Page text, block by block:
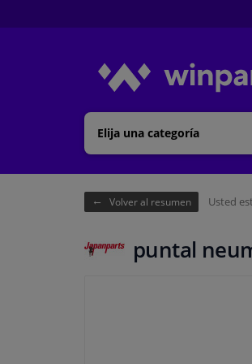
Elija una categoría
Volver al resumen Usted
puntal